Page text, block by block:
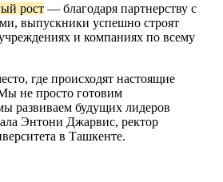
рост — благодаря партнерству с
выпускники успешно строят
и компаниях по всему
где происходят настоящие
не просто готовим
развиваем будущих лидеров
Энтони Джарвис, ректор
в Ташкенте.